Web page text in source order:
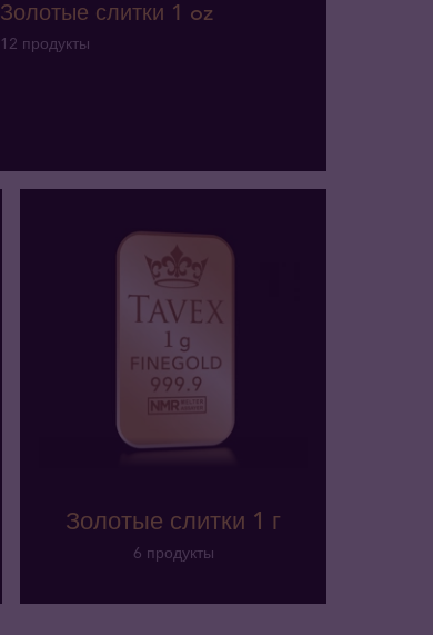
Золотые слитки 1 oz
12 продукты
Золотые слитки 1 г
6 продукты